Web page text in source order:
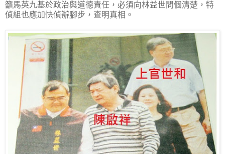
籲馬英九基於政治與道德責任，必須向林益世問個清楚，特
偵組也應加快偵辦腳步，查明真相。